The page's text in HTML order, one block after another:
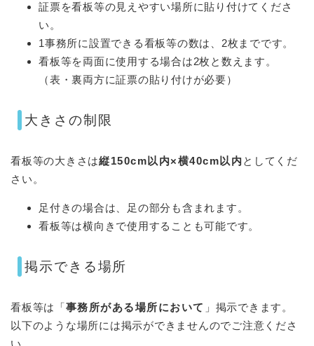
証票を看板等の見えやすい場所に貼り付けてくださ
い。
1事務所に設置できる看板等の数は、2枚までです。
看板等を両面に使用する場合は2枚と数えます。
（表・裏両方に証票の貼り付けが必要）​
大きさの制限
看板等の大きさは縦150cm以内×横40cm以内 としてくだ
さい。
足付きの場合は、足の部分も含まれます。
看板等は横向きで使用することも可能です。
掲示できる場所
看板等は「事務所がある場所において 」掲示できます。
以下のような場所には掲示ができませんのでご注意くださ